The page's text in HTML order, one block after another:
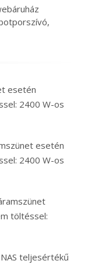
esetén
2400 W-os
esetén
2400 W-os
töltéssel:
teljesértékű